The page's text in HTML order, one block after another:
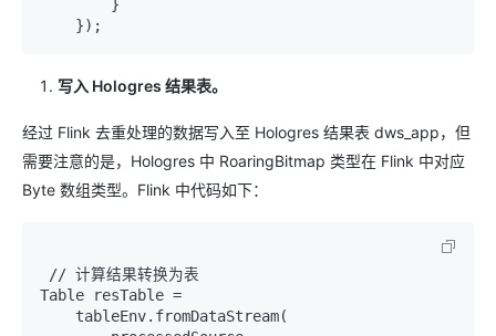
    });
写入 Hologres 结果表。
经过 Flink 去重处理的数据写入至 Hologres 结果表 dws_app，但
需要注意的是，Hologres 中 RoaringBitmap 类型在 Flink 中对应
Byte 数组类型。Flink 中代码如下：
Table resTable =